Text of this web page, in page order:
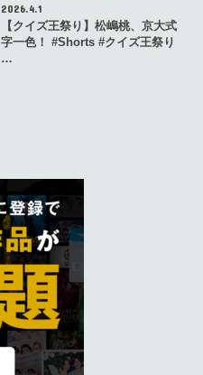
2026.4.1
【クイズ王祭り】松嶋桃、京大式
字一色！ #Shorts #クイズ王祭り
…